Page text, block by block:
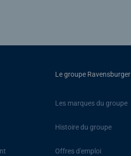
Le groupe Ravensburger
Les marques du groupe
Histoire du groupe
Offres d'emploi